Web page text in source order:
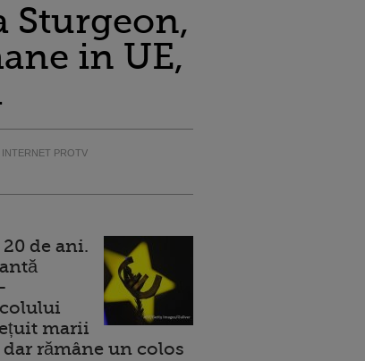
Sturgeon,
in UE,
INTERNET PROTV
de ani.
marii
rămâne un colos